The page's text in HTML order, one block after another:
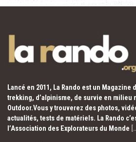
Lancé en 2011, La Rando est un Magazine
trekking, d’alpinisme, de survie en milieu
Outdoor.Vous y trouverez des photos,
actualités, tests de matériels. La Rando
l’Association des Explorateurs du Monde